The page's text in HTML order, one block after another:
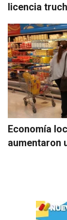
licencia
Economía
aumentaron